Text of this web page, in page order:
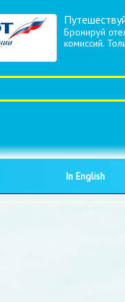
Бронируй
комиссий.
In English